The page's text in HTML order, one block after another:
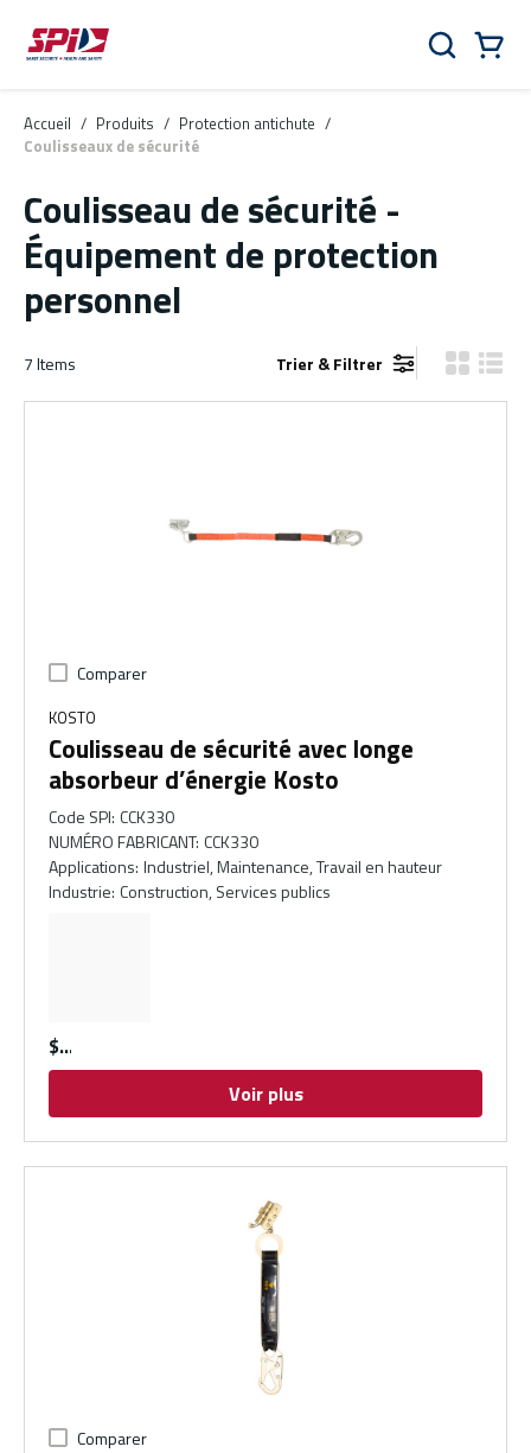
Aller au contenu principal
Skip to menu
Skip to footer
Rechercher
Accueil / Produits / Protection antichute /
Coulisseaux de sécurité
Coulisseau de sécurité -
Équipement de protection
personnel
7Items Trier & Filtrer Vue grille
Vue
Comparer
KOSTO
Coulisseau de sécurité avec longe
absorbeur d’énergie Kosto
Code SPI: CCK330
NUMÉRO FABRICANT: CCK330
Applications: Industriel, Maintenance, Travail en hauteur
Industrie: Construction, Services publics
$
Voir plus
Comparer